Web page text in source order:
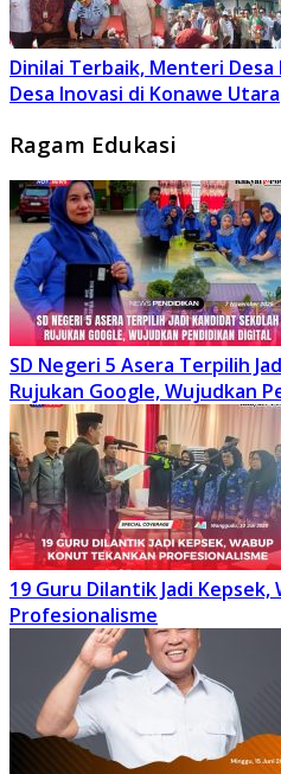
Dinilai Terbaik, Menteri Desa
Desa Inovasi di Konawe Utara
Ragam Edukasi
SD Negeri 5 Asera Terpilih
Rujukan Google, Wujudkan
19 Guru Dilantik Jadi
Profesionalisme